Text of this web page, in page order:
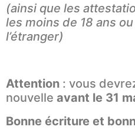
(ainsi que les
les moins de 18 ans
l’étranger)
Attention : vous
nouvelle avant le 31
Bonne écriture et